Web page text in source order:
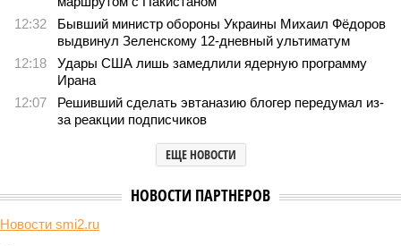
Земля уже не раз показывала человечеству свой крутой нрав – когда
покажет снова? (фото: АР-ТАСС)
она стремится всё на планете держать в балансе, человечество
не особенно церемонится с окружающей средой. Самые